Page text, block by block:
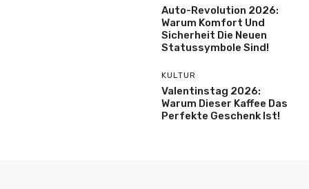
Auto-Revolution 2026:
Warum Komfort Und
Sicherheit Die Neuen
Statussymbole Sind!
KULTUR
Valentinstag 2026:
Warum Dieser Kaffee Das
Perfekte Geschenk Ist!